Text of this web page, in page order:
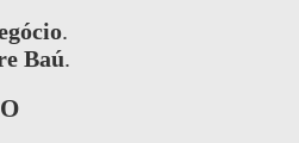
.
Baú.